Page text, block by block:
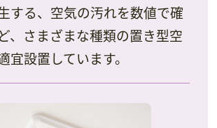
する、空気の汚れを数値で確
、さまざまな種類の置き型空
宜設置しています。